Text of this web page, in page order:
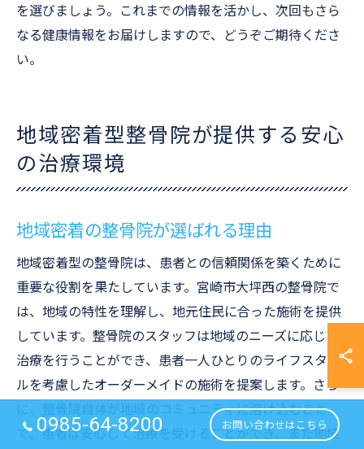
を選びましょう。これまでの情報を活かし、次回もさら
なる健康情報をお届けしますので、どうぞご期待くださ
い。
地域密着型整骨院が提供する安心
の治療環境
地域密着の整骨院が選ばれる理由
地域密着型の整骨院は、患者との信頼関係を築くために
重要な役割を果たしています。宮崎市大坪西の整骨院で
は、地域の特性を理解し、地元住民に合った施術を提供
しています。整骨院のスタッフは地域のニーズに応じた
治療を行うことができ、患者一人ひとりのライフスタイ
ルを考慮したオーダーメイドの施術を提案します。さら
に、整骨院自体が地域のコミュニティに溶け込むこと
で、患者は安心して治療を受けることができ、また地域
0985-64-8200 お問い合わせはこちら